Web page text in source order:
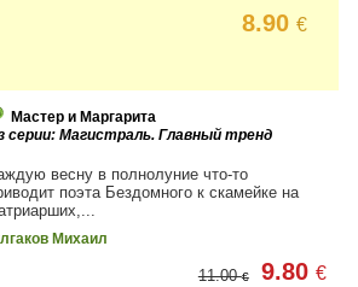
8.90€
Мастер и Маргарита
серии: Магистраль. Главный тренд
весну в полнолуние что-то
поэта Бездомного к скамейке на
Михаил
11.00€ 9.80€